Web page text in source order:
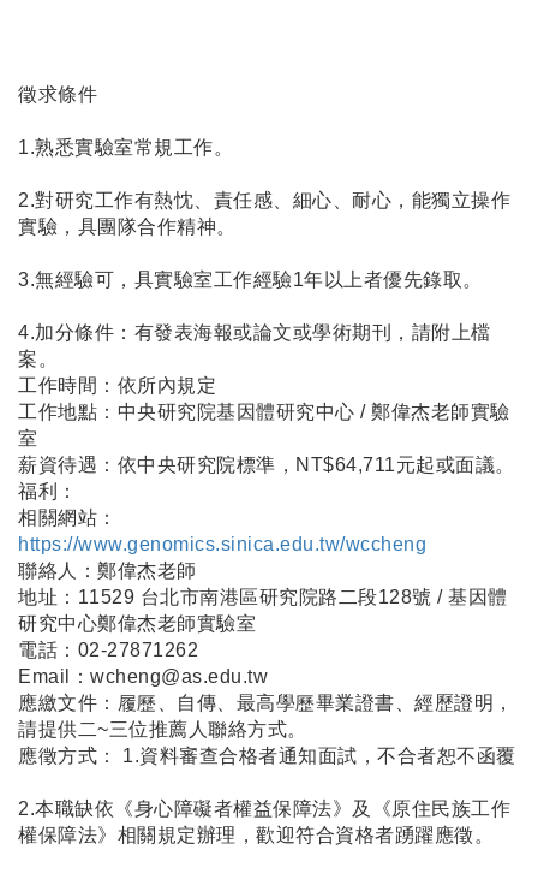
徵求條件
1.熟悉實驗室常規工作。
2.對研究工作有熱忱、責任感、細心、耐心，能獨立操作
實驗，具團隊合作精神。
3.無經驗可，具實驗室工作經驗1年以上者優先錄取。
4.加分條件：有發表海報或論文或學術期刊，請附上檔
案。
工作時間：依所內規定
工作地點：中央研究院基因體研究中心 / 鄭偉杰老師實驗
室
薪資待遇：依中央研究院標準，NT$64,711元起或面議。
福利：
相關網站：
https://www.genomics.sinica.edu.tw/wccheng
聯絡人：鄭偉杰老師
地址：11529 台北市南港區研究院路二段128號 / 基因體
研究中心鄭偉杰老師實驗室
電話：02-27871262
Email：wcheng@as.edu.tw
應繳文件：履歷、自傳、最高學歷畢業證書、經歷證明，
請提供二~三位推薦人聯絡方式。
應徵方式： 1.資料審查合格者通知面試，不合者恕不函覆
2.本職缺依《身心障礙者權益保障法》及《原住民族工作
權保障法》相關規定辦理，歡迎符合資格者踴躍應徵。